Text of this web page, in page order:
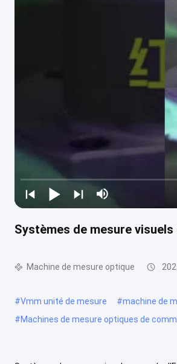
Systèmes de mesure
Machine de mesure optique
#Vmm unité de mesure #machine de
#Machines de mesure optiques de